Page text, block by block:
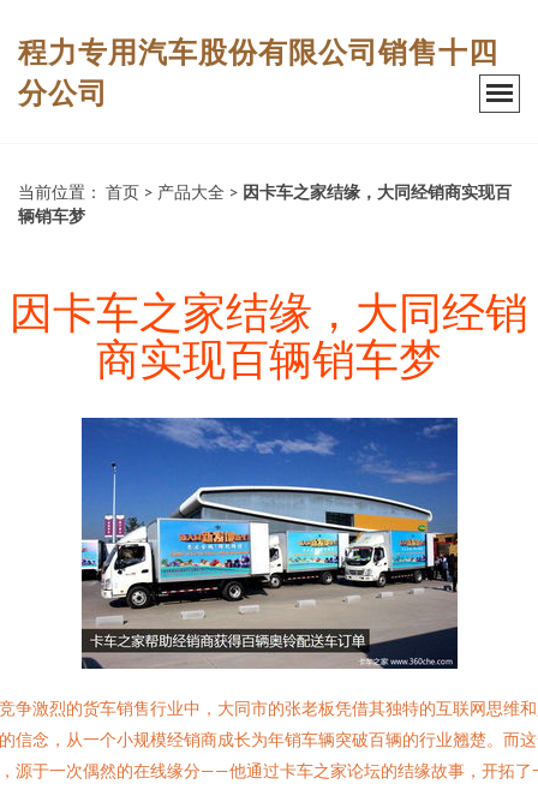
程力专用汽车股份有限公司销售十四
分公司
当前位置： 首页 > 产品大全 > 因卡车之家结缘，大同经销商实现百
辆销车梦
因卡车之家结缘，大同经销
商实现百辆销车梦
争激烈的货车销售行业中，大同市的张老板凭借其独特的互联网思维
信念，从一个小规模经销商成长为年销车辆突破百辆的行业翘楚。而
源于一次偶然的在线缘分——他通过卡车之家论坛的结缘故事，开拓了